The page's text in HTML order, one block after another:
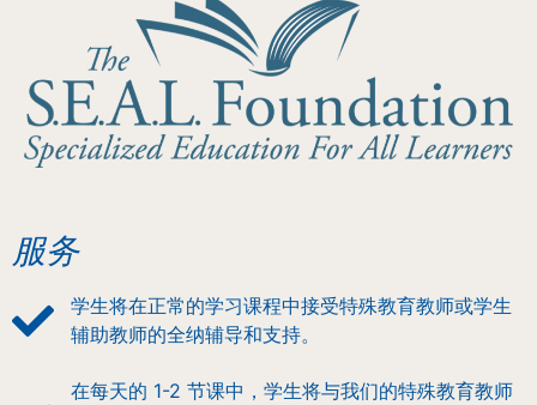
服务
学生将在正常的学习课程中接受特殊教育教师或学生
辅助教师的全纳辅导和支持。
在每天的 1-2 节课中，学生将与我们的特殊教育教师